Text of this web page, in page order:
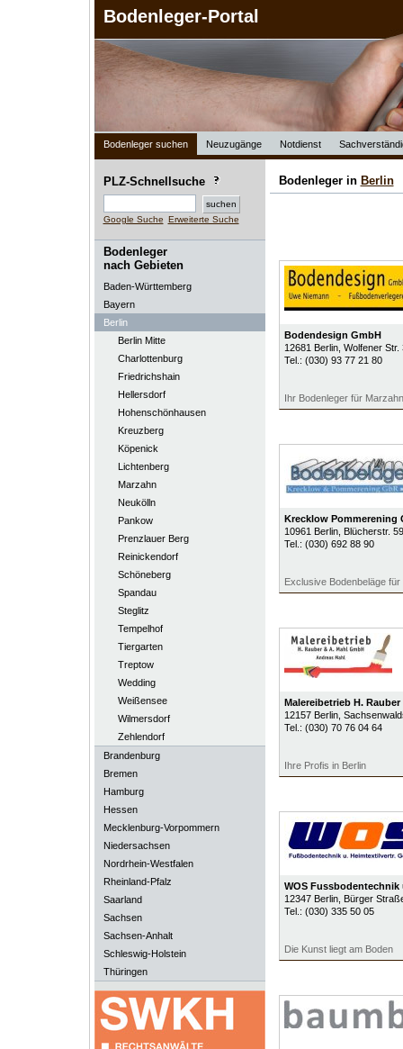
Bodenleger-Portal
Bodenleger suchen Neuzugänge Notdienst
PLZ-Schnellsuche
Google Suche Erweiterte Suche
Bodenleger
nach Gebieten
Baden-Württemberg
Bayern
Berlin
Berlin Mitte
Charlottenburg
Friedrichshain
Hellersdorf
Hohenschönhausen
Kreuzberg
Köpenick
Lichtenberg
Marzahn
Neukölln
Pankow
Prenzlauer Berg
Reinickendorf
Schöneberg
Spandau
Steglitz
Tempelhof
Tiergarten
Treptow
Wedding
Weißensee
Wilmersdorf
Zehlendorf
Brandenburg
Bremen
Hamburg
Hessen
Mecklenburg-Vorpommern
Niedersachsen
Nordrhein-Westfalen
Rheinland-Pfalz
Saarland
Sachsen
Sachsen-Anhalt
Schleswig-Holstein
Thüringen
Bodenleger in Berlin
Bodendesign GmbH
12681 Berlin, Wolfener Str.
Tel.: (030) 93 77 21 80
Ihr Bodenleger für
Krecklow Pommerening
10961 Berlin, Blücherstr. 59
Tel.: (030) 692 88 90
Exclusive Bodenbeläge für
Malereibetrieb H.
12157 Berlin,
Tel.: (030) 70 76 04 64
Ihre Profis in Berlin
WOS Fussbodentechnik
12347 Berlin, Bürger
Tel.: (030) 335 50 05
Die Kunst liegt am Boden